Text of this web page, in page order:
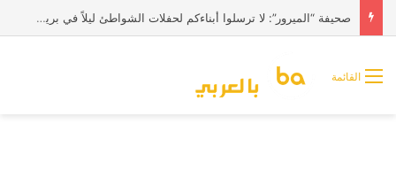
صحيفة “الميرور”: لا ترسلوا أبناءكم لحفلات الشواطئ ليلاً في بريطانيا
القائمة